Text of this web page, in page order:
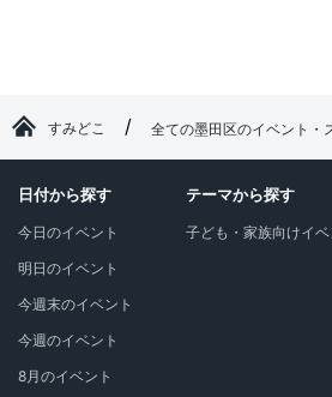
すみどこ 全ての墨田区のイベント・
日付から探す
今日のイベント
明日のイベント
今週末のイベント
今週のイベント
8月のイベント
テーマから探す
子ども・家族向けイベ